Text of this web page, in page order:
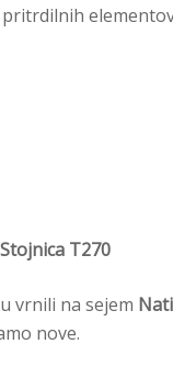
T270
vrnili na sejem
nove.